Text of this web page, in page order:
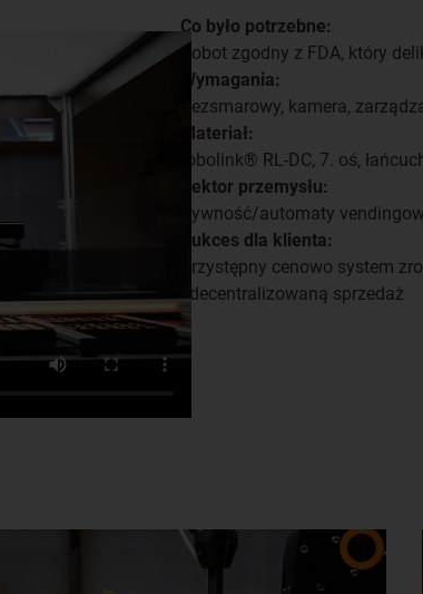
Co było potrzebne:
Robot zgodny z FDA, który
Wymagania:
Bezsmarowy, kamera,
Materiał:
robolink® RL-DC, 7. oś,
Sektor przemysłu:
Żywność/automaty
Sukces dla klienta:
Przystępny cenowo system
zdecentralizowaną sprzedaż